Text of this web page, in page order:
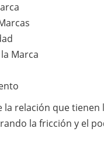
Marca
la relación que
la fricción y el